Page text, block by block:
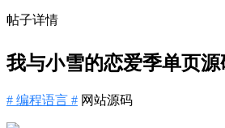
帖子详情
我与小雪的恋爱季单页源
# 编程语言 # 网站源码